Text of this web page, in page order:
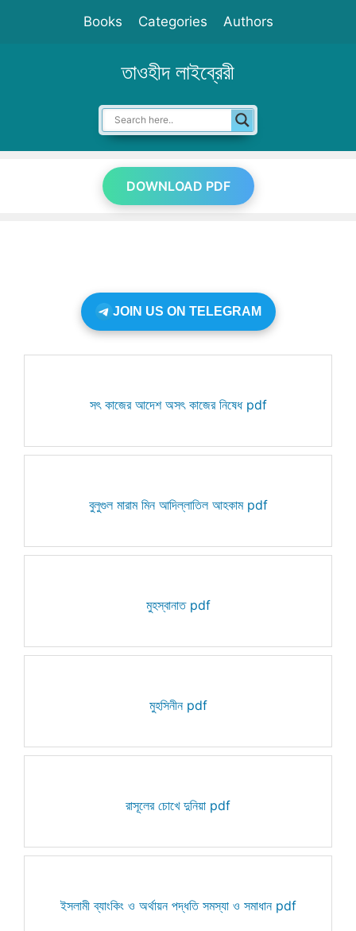
Books Categories Authors
তাওহীদ লাইব্রেরী
DOWNLOAD PDF
JOIN US ON TELEGRAM
সৎ কাজের আদেশ অসৎ কাজের নিষেধ pdf
বুলুগুল মারাম মিন আদিল্লাতিল আহকাম pdf
মুহস্বানাত pdf
মুহসিনীন pdf
রাসূলের চোখে দুনিয়া pdf
ইসলামী ব্যাংকিং ও অর্থায়ন পদ্ধতি সমস্যা ও সমাধান pdf